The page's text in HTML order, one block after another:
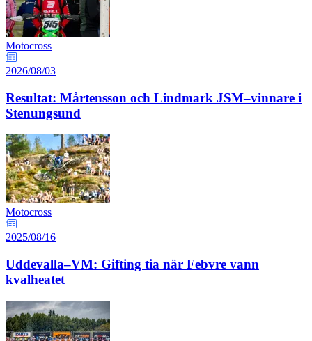
Motocross
2026/08/03
Resultat: Mårtensson och Lindmark JSM–vinnare i
Stenungsund
Motocross
2025/08/16
Uddevalla–VM: Gifting tia när Febvre vann
kvalheatet